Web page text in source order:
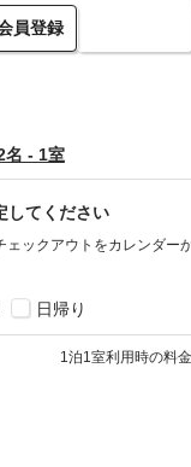
員登録
名 - 1室
してください
ェックアウトをカレンダー
日帰り
1 泊1室利用時の料金